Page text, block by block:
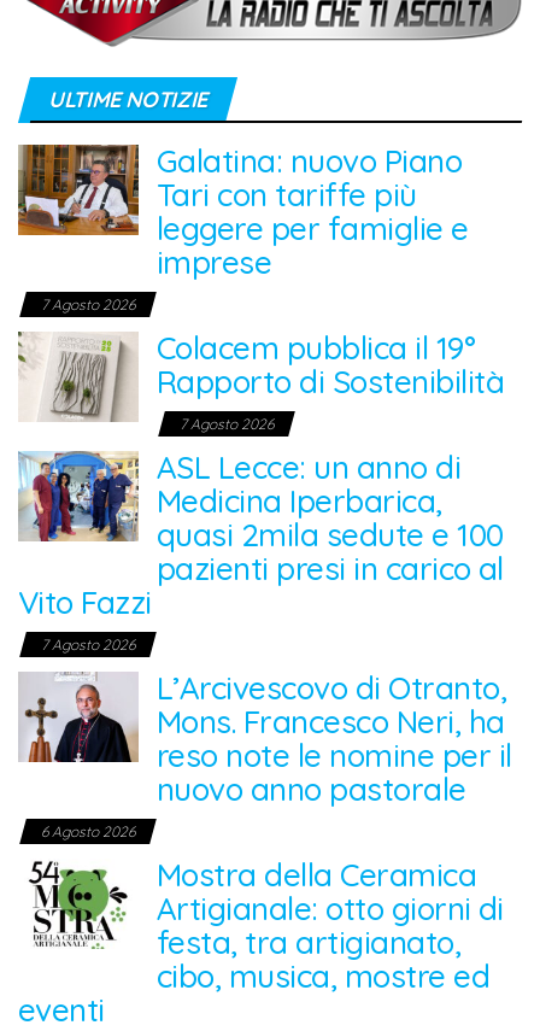
ULTIME NOTIZIE
Galatina: nuovo Piano
Tari con tariffe più
leggere per famiglie e
imprese
7 Agosto 2026
Colacem pubblica il 19°
Rapporto di Sostenibilità
7 Agosto 2026
ASL Lecce: un anno di
Medicina Iperbarica,
quasi 2mila sedute e 100
pazienti presi in carico al
Vito Fazzi
7 Agosto 2026
L’Arcivescovo di Otranto,
Mons. Francesco Neri, ha
reso note le nomine per il
nuovo anno pastorale
6 Agosto 2026
Mostra della Ceramica
Artigianale: otto giorni di
festa, tra artigianato,
cibo, musica, mostre ed
eventi